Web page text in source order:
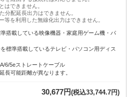
はできません。
分配延長出力はできません。
を利用した無線化出力はできません。
搭載している映像機器・家庭用ゲーム機・パ
標準搭載しているテレビ・パソコン用ディス
6/5eストレートケーブル
長可能距離が異なります。
30,677円(税込33,744.7円)